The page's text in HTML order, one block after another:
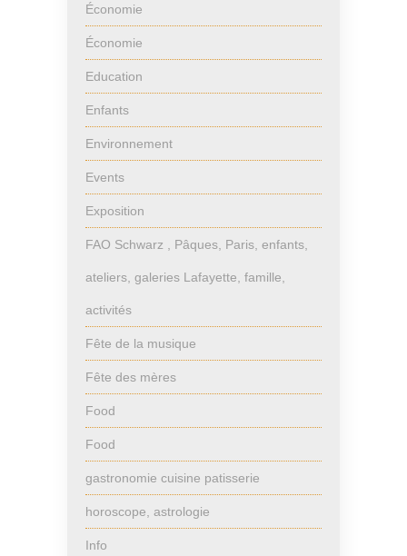
Économie
Économie
Education
Enfants
Environnement
Events
Exposition
FAO Schwarz , Pâques, Paris, enfants,
ateliers, galeries Lafayette, famille,
activités
Fête de la musique
Fête des mères
Food
Food
gastronomie cuisine patisserie
horoscope, astrologie
Info